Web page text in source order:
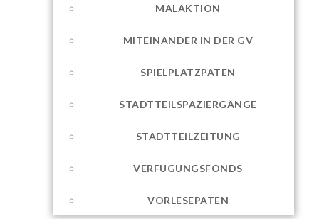
MALAKTION
MITEINANDER IN DER GV
SPIELPLATZPATEN
STADTTEILSPAZIERGÄNGE
STADTTEILZEITUNG
VERFÜGUNGSFONDS
VORLESEPATEN